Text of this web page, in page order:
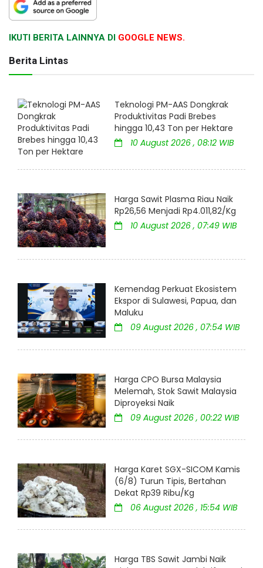
IKUTI BERITA LAINNYA DI GOOGLE NEWS.
Berita Lintas
Teknologi PM-AAS Dongkrak
Produktivitas Padi Brebes
hingga 10,43 Ton per Hektare
10 August 2026 , 08:12 WIB
Harga Sawit Plasma Riau Naik
Rp26,56 Menjadi Rp4.011,82/Kg
10 August 2026 , 07:49 WIB
Kemendag Perkuat Ekosistem
Ekspor di Sulawesi, Papua, dan
Maluku
09 August 2026 , 07:54 WIB
Harga CPO Bursa Malaysia
Melemah, Stok Sawit Malaysia
Diproyeksi Naik
09 August 2026 , 00:22 WIB
Harga Karet SGX-SICOM Kamis
(6/8) Turun Tipis, Bertahan
Dekat Rp39 Ribu/Kg
06 August 2026 , 15:54 WIB
Harga TBS Sawit Jambi Naik